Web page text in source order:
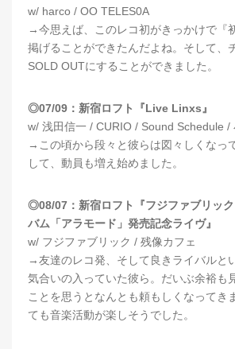
w/ harco / OO TELES0A
→今思えば、このレコ初がきっかけで『
掲げることができたんだよね。そして、
SOLD OUTにすることができました。
◎07/09：新宿ロフト『Live Linxs』
w/ 浅田信一 / CURIO / Sound Schedule /
→この頃から段々と彼らは図々しくなっ
して、動員も増え始めました。
◎08/07：新宿ロフト『フジファブリッ
バム「アラモード」発売記念ライヴ』
w/ フジファブリック / 残像カフェ
→友達のレコ発、そして良きライバルと
気合いの入っていた彼ら。だいぶ余裕も
ことを思うとなんとも頼もしくなってき
ても音楽活動が楽しそうでした。